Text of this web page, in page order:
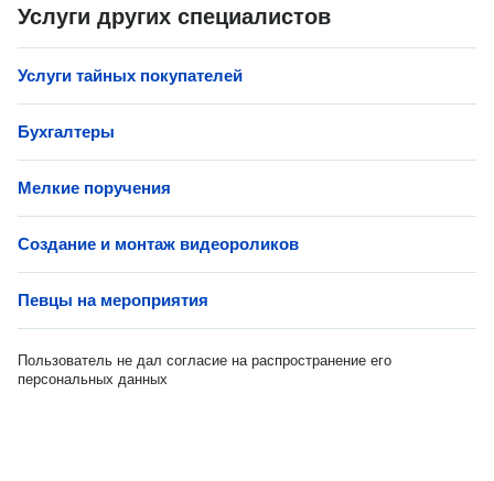
Услуги других специалистов
Услуги тайных покупателей
Бухгалтеры
Мелкие поручения
Создание и монтаж видеороликов
Певцы на мероприятия
Пользователь не дал согласие на распространение его
персональных данных